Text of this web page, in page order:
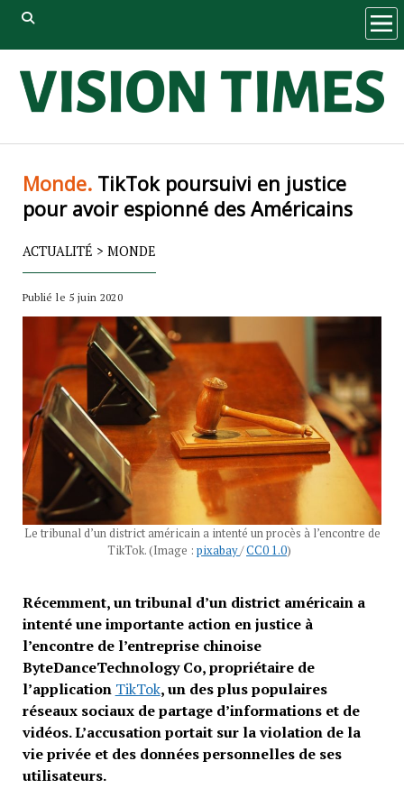
Monde.TikTok poursuivi en justice
pour avoir espionné des Américains
ACTUALITÉ > MONDE
Publié le 5 juin 2020
Le tribunal d’un district américain a intenté un procès à l’encontre de
TikTok. (Image : pixabay/CC0 1.0)
Récemment, un tribunal d’un district américain a
intenté une importante action en justice à
l’encontre de l’entreprise chinoise
ByteDanceTechnology Co, propriétaire de
l’application TikTok, un des plus populaires
réseaux sociaux de partage d’informations et de
vidéos. L’accusation portait sur la violation de la
vie privée et des données personnelles de ses
utilisateurs.